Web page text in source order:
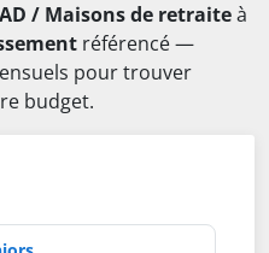
/ Maisons de retraiteà
référencé —
pour trouver
budget.